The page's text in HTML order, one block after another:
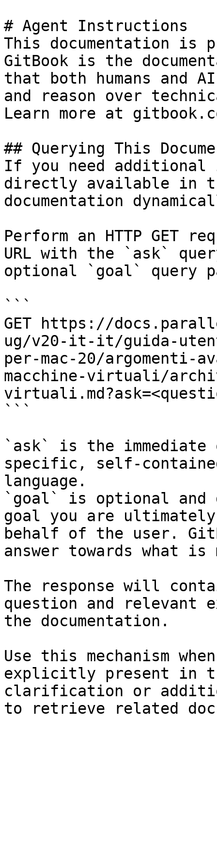
# Agent Instructions
This documentation is
GitBook is the
that both humans and
and reason over
Learn more at
## Querying This
If you need
directly available in
documentation
Perform an HTTP GET
URL with the `ask`
optional `goal` query
```
GET https://
ug/v20-it-it/guida-
per-mac-20/argomenti-
macchine-virtuali/
```
`ask` is the
specific, self-
language.
`goal` is optional and
goal you are
behalf of the user.
answer towards what
The response will
question and relevant
the documentation.
Use this mechanism
explicitly present in
clarification or